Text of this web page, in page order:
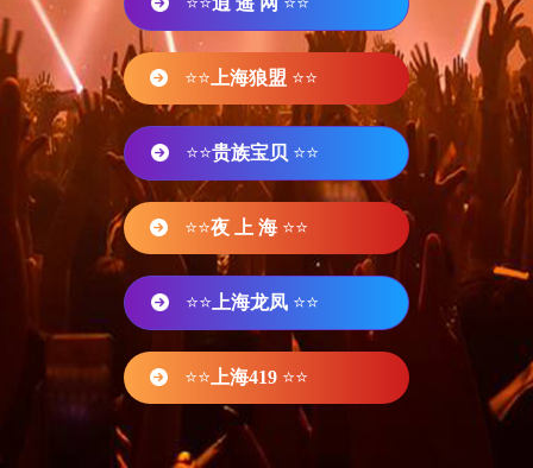
⭐⭐ 上海狼盟 ⭐⭐
⭐⭐贵族宝贝 ⭐⭐
⭐⭐夜 上 海 ⭐⭐
⭐⭐ 上海龙凤 ⭐⭐
⭐⭐ 上海419 ⭐⭐